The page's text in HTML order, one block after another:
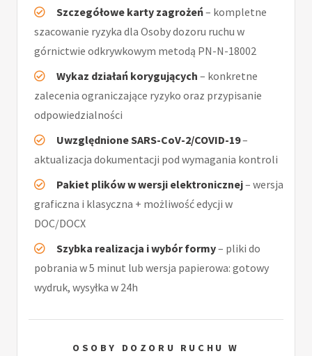
Szczegółowe karty zagrożeń– kompletne
szacowanie ryzyka dla Osoby dozoru ruchu w
górnictwie odkrywkowym metodą PN-N-18002
Wykaz działań korygujących – konkretne
zalecenia ograniczające ryzyko oraz przypisanie
odpowiedzialności
Uwzględnione SARS-CoV-2/COVID-19–
aktualizacja dokumentacji pod wymagania kontroli
Pakiet plików w wersji elektronicznej– wersja
graficzna i klasyczna + możliwość edycji w
DOC/DOCX
Szybka realizacja i wybór formy– pliki do
pobrania w 5 minut lub wersja papierowa: gotowy
wydruk, wysyłka w 24h
OSOBY DOZORU RUCHU W